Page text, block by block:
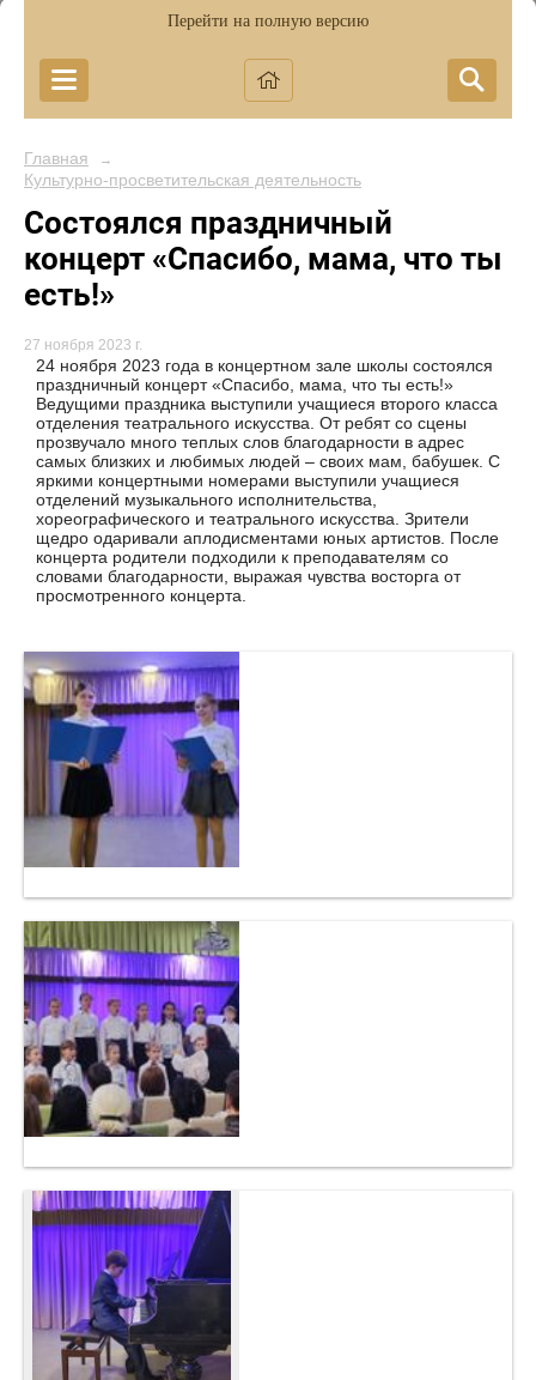
Перейти на полную версию
Главная →
Культурно-просветительская деятельность
Cостоялся праздничный
концерт «Спасибо, мама, что ты
есть!»
27 ноября 2023 г.
24 ноября 2023 года в концертном зале школы состоялся
праздничный концерт «Спасибо, мама, что ты есть!»
Ведущими праздника выступили учащиеся второго класса
отделения театрального искусства. От ребят со сцены
прозвучало много теплых слов благодарности в адрес
самых близких и любимых людей – своих мам, бабушек. С
яркими концертными номерами выступили учащиеся
отделений музыкального исполнительства,
хореографического и театрального искусства. Зрители
щедро одаривали аплодисментами юных артистов. После
концерта родители подходили к преподавателям со
словами благодарности, выражая чувства восторга от
просмотренного концерта.